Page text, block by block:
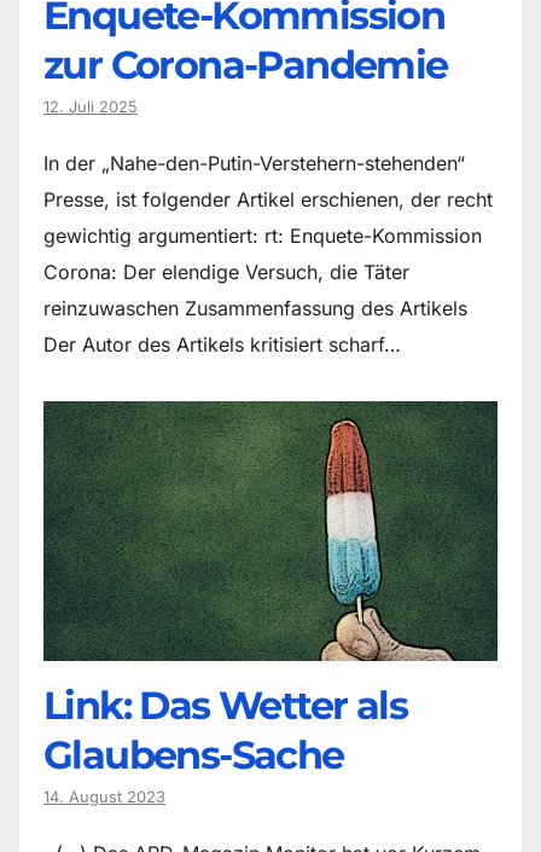
Enquete-Kommission
zur Corona-Pandemie
12. Juli 2025
In der „Nahe-den-Putin-Verstehern-stehenden“
Presse, ist folgender Artikel erschienen, der recht
gewichtig argumentiert: rt: Enquete-Kommission
Corona: Der elendige Versuch, die Täter
reinzuwaschen Zusammenfassung des Artikels
Der Autor des Artikels kritisiert scharf…
Link: Das Wetter als
Glaubens-Sache
14. August 2023